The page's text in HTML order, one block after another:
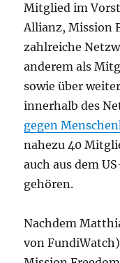
Mitglied im
Allianz, Mission
zahlreiche
anderem als
sowie über
innerhalb des
gegen
nahezu 40
auch aus dem
gehören.
Nachdem
von